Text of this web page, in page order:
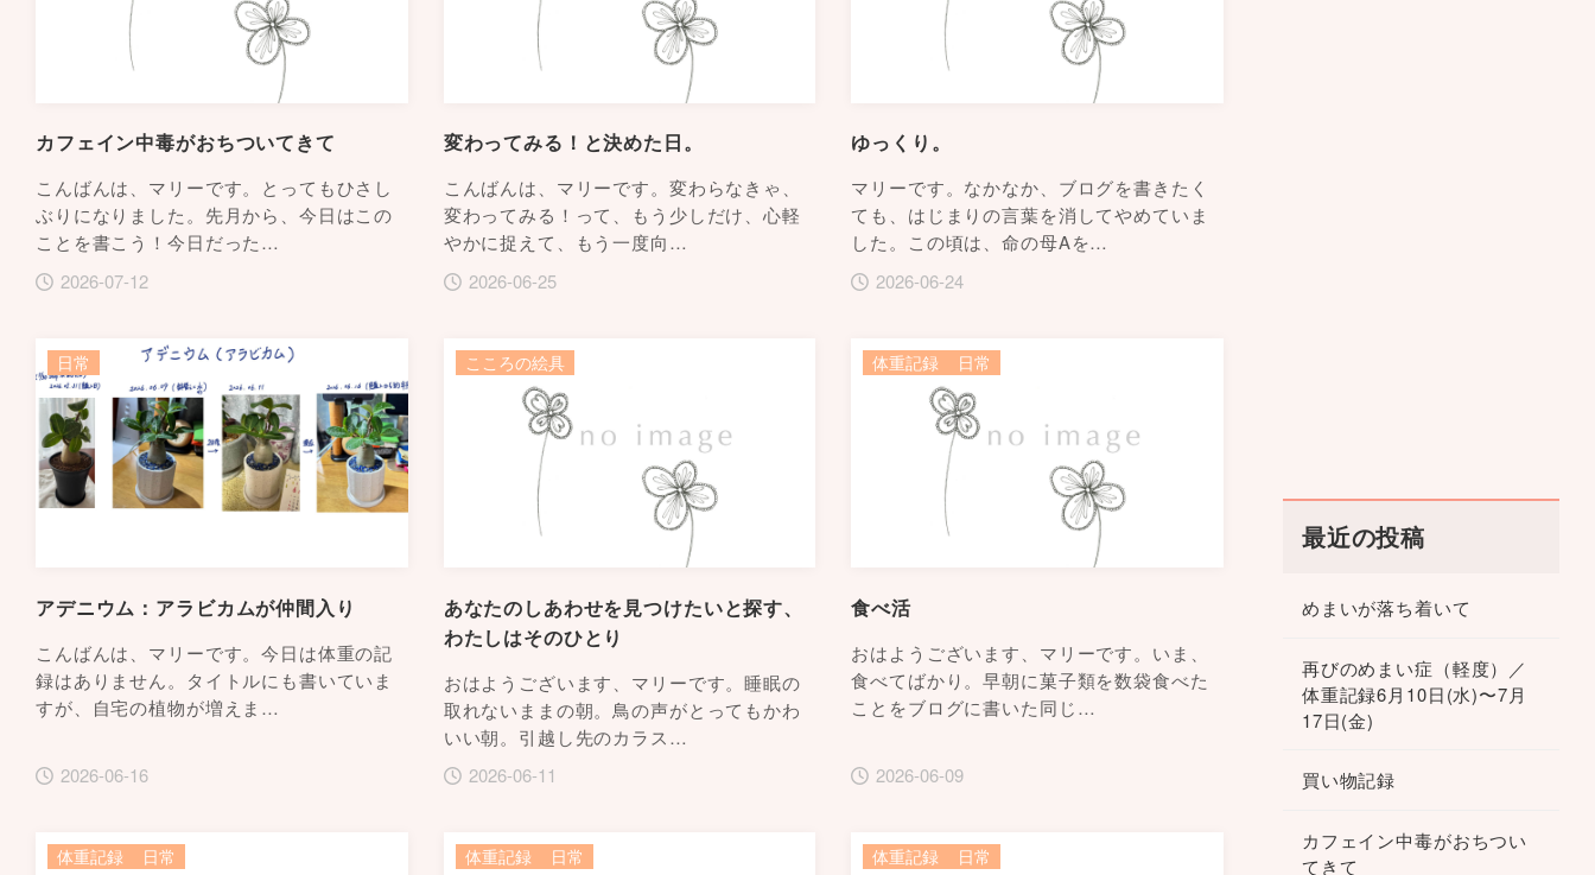
カフェイン中毒がおちついてきて
こんばんは、マリーです。とってもひさし
ぶりになりました。先月から、今日はこの
ことを書こう！今日だった…
2026-07-12
変わってみる！と決めた日。
こんばんは、マリーです。変わらなきゃ、
変わってみる！って、もう少しだけ、心軽
やかに捉えて、もう一度向…
2026-06-25
ゆっくり。
マリーです。なかなか、ブログを書きたく
ても、はじまりの言葉を消してやめていま
した。この頃は、命の母Aを…
2026-06-24
アデニウム：アラビカムが仲間入り
こんばんは、マリーです。今日は体重の記
録はありません。タイトルにも書いていま
すが、自宅の植物が増えま…
2026-06-16
日常
あなたのしあわせを見つけたいと探す、
わたしはそのひとり
おはようございます、マリーです。睡眠の
取れないままの朝。鳥の声がとってもかわ
いい朝。引越し先のカラス…
2026-06-11
こころの絵具
食べ活
おはようございます、マリーです。いま、
食べてばかり。早朝に菓子類を数袋食べた
ことをブログに書いた同じ…
2026-06-09
体重記録 日常
体重記録 日常 体重記録 日常 体重記録 日常
最近の投稿
めまいが落ち着いて
再びのめまい症（軽度）／
体重記録6月10日(水)〜7月
17日(金)
買い物記録
カフェイン中毒がおちつい
てきて